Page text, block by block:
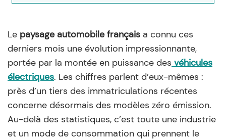
Le paysage automobile français a connu ces
derniers mois une évolution impressionnante,
portée par la montée en puissance des véhicules
électriques. Les chiffres parlent d’eux-mêmes :
près d’un tiers des immatriculations récentes
concerne désormais des modèles zéro émission.
Au-delà des statistiques, c’est toute une industrie
et un mode de consommation qui prennent le